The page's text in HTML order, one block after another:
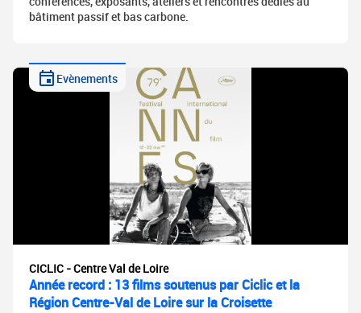
bâtiment passif et bas carbone.
Evènements
CICLIC - Centre Val de Loire
Année record : 13 films soutenus par Ciclic et la
Région Centre-Val de Loire sur la Croisette